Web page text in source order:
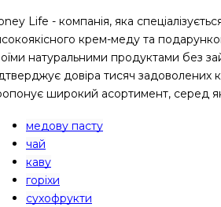
Life - компанія, яка
крем-меду та
натуральними продуктами без
довіра тисяч задоволених
широкий асортимент, серед
медову пасту
чай
каву
горіхи
сухофрукти